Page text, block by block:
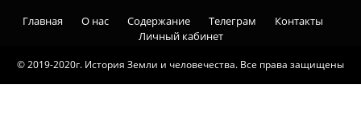
© 2019-2020г. История Земли и человечества. Все права защищены
Главная О нас Содержание Телеграм
Контакты
Личный кабинет